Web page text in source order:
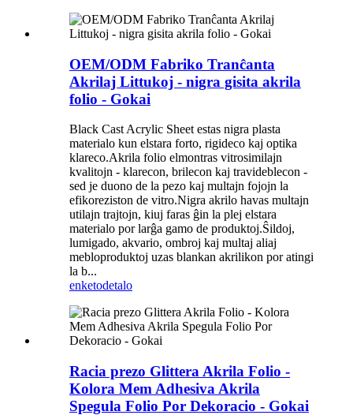
OEM/ODM Fabriko Tranĉanta
Akrilaj Littukoj - nigra gisita akrila
folio - Gokai
Black Cast Acrylic Sheet estas nigra plasta
materialo kun elstara forto, rigideco kaj optika
klareco.Akrila folio elmontras vitrosimilajn
kvalitojn - klarecon, brilecon kaj travideblecon -
sed je duono de la pezo kaj multajn fojojn la
efikoreziston de vitro.Nigra akrilo havas multajn
utilajn trajtojn, kiuj faras ĝin la plej elstara
materialo por larĝa gamo de produktoj.Ŝildoj,
lumigado, akvario, ombroj kaj multaj aliaj
mebloproduktoj uzas blankan akrilikon por atingi
la b...
enketodetalo
Racia prezo Glittera Akrila Folio -
Kolora Mem Adhesiva Akrila
Spegula Folio Por Dekoracio - Gokai